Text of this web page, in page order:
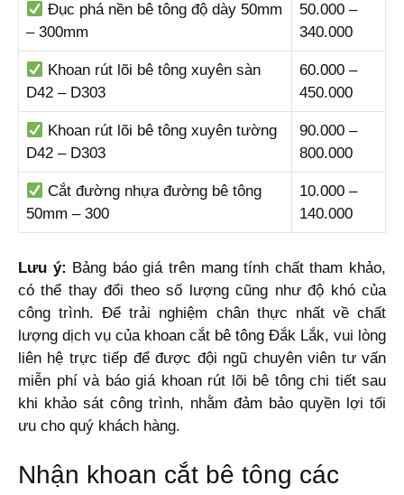
Đục phá nền bê tông độ dày 50mm
– 300mm
50.000 –
340.000
Khoan rút lõi bê tông xuyên sàn
D42 – D303
60.000 –
450.000
Khoan rút lõi bê tông xuyên tường
D42 – D303
90.000 –
800.000
Cắt đường nhựa đường bê tông
50mm – 300
10.000 –
140.000
Lưu ý: Bảng báo giá trên mang tính chất tham khảo,
có thể thay đổi theo số lượng cũng như độ khó của
công trình. Để trải nghiệm chân thực nhất về chất
lượng dịch vụ của khoan cắt bê tông Đắk Lắk, vui lòng
liên hệ trực tiếp để được đội ngũ chuyên viên tư vấn
miễn phí và báo giá khoan rút lõi bê tông chi tiết sau
khi khảo sát công trình, nhằm đảm bảo quyền lợi tối
ưu cho quý khách hàng.
Nhận khoan cắt bê tông các